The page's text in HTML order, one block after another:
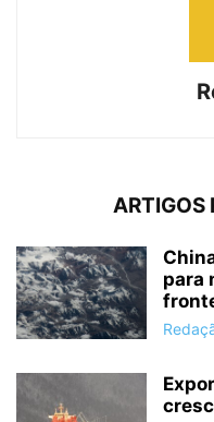
ARTIGOS
para